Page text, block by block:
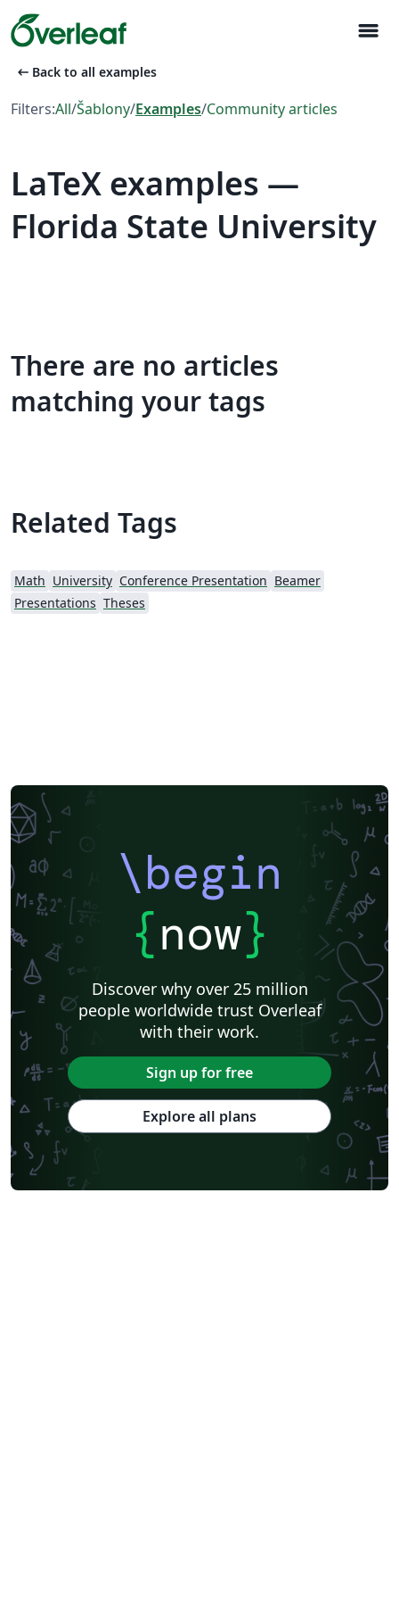
menu
arrow_left_alt Back to all examples
Filters:All/Šablony/Examples/Community articles
LaTeX examples —
Florida State University
There are no articles
matching your tags
Related Tags
Math University Conference Presentation Beamer
Presentations Theses
\begin
{now}
Discover why over 25 million
people worldwide trust Overleaf
with their work.
Sign up for free
Explore all plans